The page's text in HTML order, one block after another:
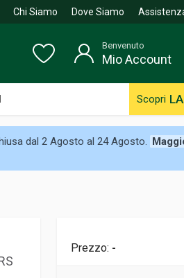
Chi Siamo Dove Siamo
Scopri
Benvenuto
Mio Account
dal 2 Agosto al 24 Agosto.
Prezzo: -